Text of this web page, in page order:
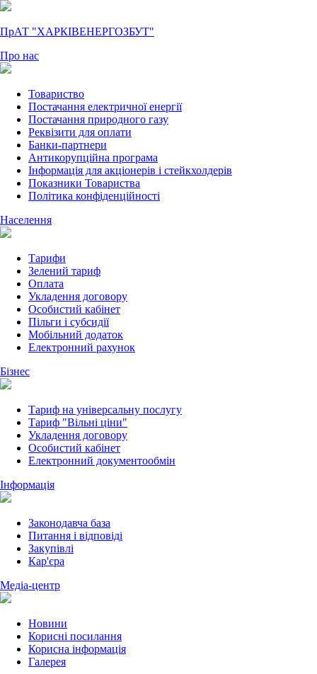
ПрАТ "ХАРКІВЕНЕРГОЗБУТ"
Про нас
Товариство
Постачання електричної енергії
Постачання природного газу
Реквізити для оплати
Банки-партнери
Антикорупційна програма
Інформація для акціонерів і стейкхолдерів
Показники Товариства
Політика конфіденційності
Населення
Тарифи
Зелений тариф
Оплата
Укладення договору
Особистий кабінет
Пільги і субсидії
Мобільний додаток
Електронний рахунок
Бізнес
Тариф на універсальну послугу
Тариф "Вільні ціни"
Укладення договору
Особистий кабінет
Електронний документообмін
Інформація
Законодавча база
Питання і відповіді
Закупівлі
Кар'єра
Медіа-центр
Новини
Корисні посилання
Корисна інформація
Галерея